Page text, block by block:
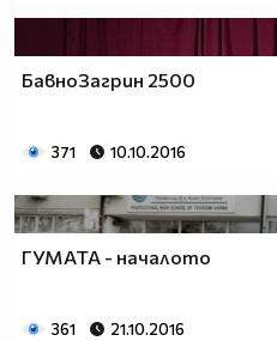
БавноЗагрин 2500
371 10.10.2016
ГУМАТА - началото
361 21.10.2016